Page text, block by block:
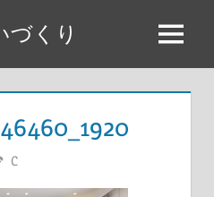
づくり
メ
ニ
ュ
C